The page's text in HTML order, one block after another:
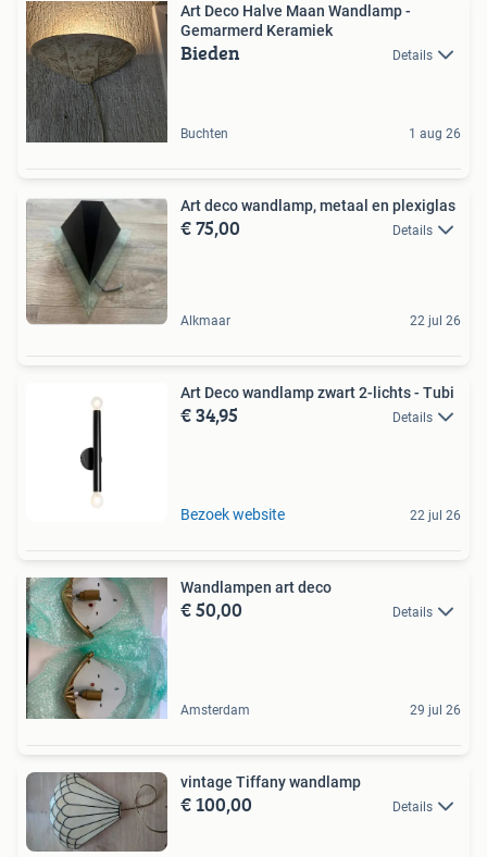
Art Deco Halve Maan Wandlamp -
Gemarmerd Keramiek
Bieden Details
Buchten 1 aug 26
Art deco wandlamp, metaal en plexiglas
€ 75,00 Details
Alkmaar 22 jul 26
Art Deco wandlamp zwart 2-lichts - Tubi
€ 34,95 Details
Bezoek website 22 jul 26
Wandlampen art deco
€ 50,00 Details
Amsterdam 29 jul 26
vintage Tiffany wandlamp
€ 100,00 Details